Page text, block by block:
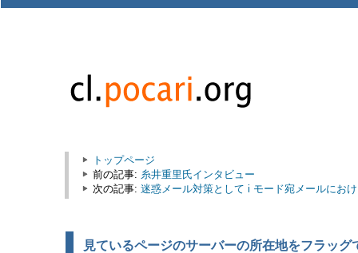
トップページ
前の記事: 糸井重里氏インタビュー
次の記事: 迷惑メール対策として i モード宛メールにお
見ているページのサーバーの所在地をフラッ